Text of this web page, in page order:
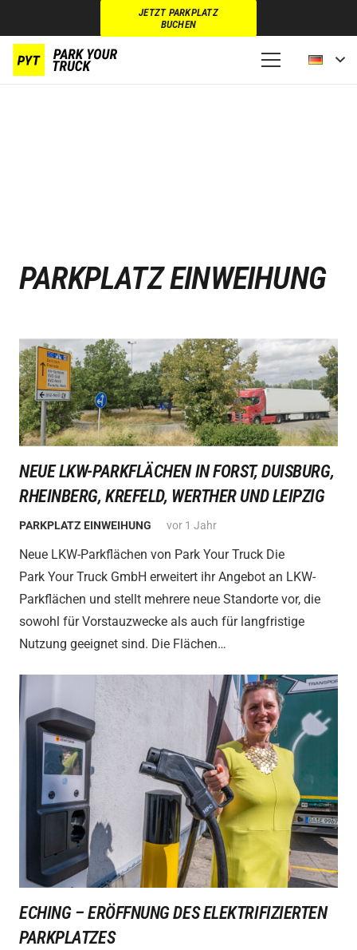
JETZT PARKPLATZ
BUCHEN
PARKPLATZ EINWEIHUNG
NEUE LKW-PARKFLÄCHEN IN FORST, DUISBURG,
RHEINBERG, KREFELD, WERTHER UND LEIPZIG
PARKPLATZ EINWEIHUNG vor 1 Jahr
Neue LKW-Parkflächen von Park Your Truck Die
Park Your Truck GmbH erweitert ihr Angebot an LKW-
Parkflächen und stellt mehrere neue Standorte vor, die
sowohl für Vorstauzwecke als auch für langfristige
Nutzung geeignet sind. Die Flächen…
ECHING – ERÖFFNUNG DES ELEKTRIFIZIERTEN
PARKPLATZES